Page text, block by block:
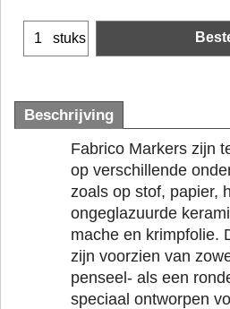
stuks
Beschrijving
Fabrico Markers zijn
op verschillende
zoals op stof, papier,
ongeglazuurde
mache en krimpfolie.
zijn voorzien van
penseel- als een
speciaal ontworpen